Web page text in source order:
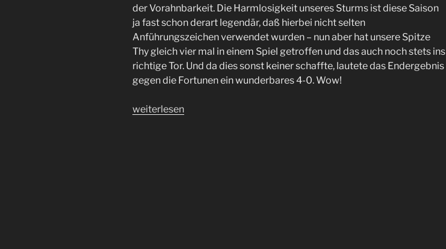
der Vorahnbarkeit. Die Harmlosigkeit unseres Sturms ist diese Saison
ja fast schon derart legendär, daß hierbei nicht selten
Anführungszeichen verwendet wurden – nun aber hat unsere Spitze
Thy gleich vier mal in einem Spiel getroffen und das auch noch stets ins
richtige Tor. Und da dies sonst keiner schaffte, lautete das Endergebnis
gegen die Fortunen ein wunderbares 4-0. Wow!
„Wenn
weiterlesen